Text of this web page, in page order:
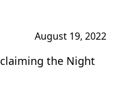
August 19, 2022
the Night